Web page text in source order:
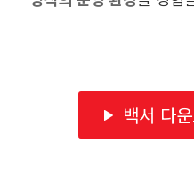
백서 다